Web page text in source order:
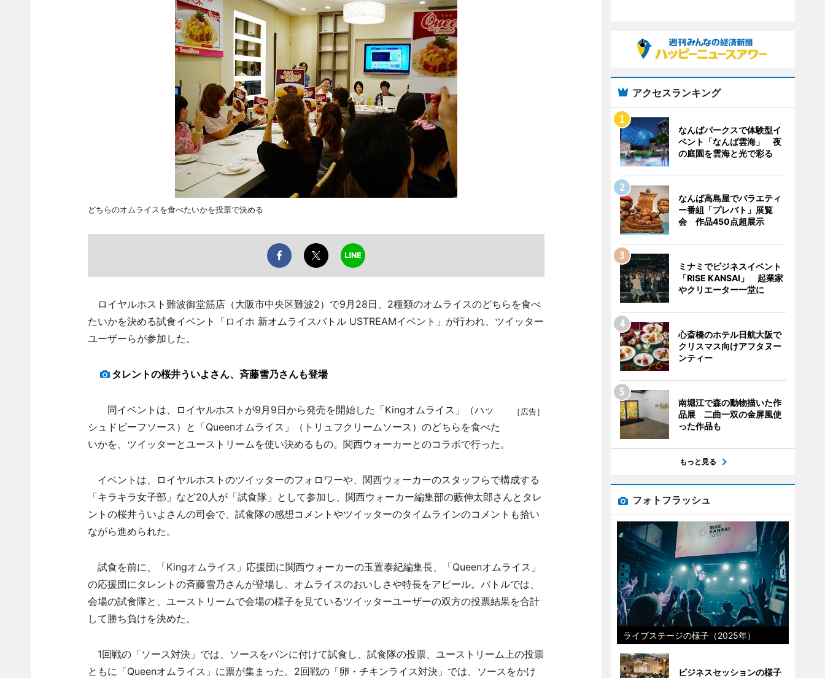
どちらのオムライスを食べたいかを投票で決める
ロイヤルホスト難波御堂筋店（大阪市中央区難波2）で9月28日、2種類のオムライスのどちらを食べ
たいかを決める試食イベント「ロイホ 新オムライスバトル USTREAMイベント」が行われ、ツイッター
ユーザーらが参加した。
タレントの桜井ういよさん、斉藤雪乃さんも登場
［広告］
同イベントは、ロイヤルホストが9月9日から発売を開始した「Kingオムライス」（ハッ
シュドビーフソース）と「Queenオムライス」（トリュフクリームソース）のどちらを食べた
いかを、ツイッターとユーストリームを使い決めるもの。関西ウォーカーとのコラボで行った。
イベントは、ロイヤルホストのツイッターのフォロワーや、関西ウォーカーのスタッフらで構成する
「キラキラ女子部」など20人が「試食隊」として参加し、関西ウォーカー編集部の藪伸太郎さんとタレ
ントの桜井ういよさんの司会で、試食隊の感想コメントやツイッターのタイムラインのコメントも拾い
ながら進められた。
試食を前に、「Kingオムライス」応援団に関西ウォーカーの玉置泰紀編集長、「Queenオムライス」
の応援団にタレントの斉藤雪乃さんが登場し、オムライスのおいしさや特長をアピール。バトルでは、
会場の試食隊と、ユーストリームで会場の様子を見ているツイッターユーザーの双方の投票結果を合計
して勝ち負けを決めた。
1回戦の「ソース対決」では、ソースをパンに付けて試食し、試食隊の投票、ユーストリーム上の投票
ともに「Queenオムライス」に票が集まった。2回戦の「卵・チキンライス対決」では、ソースをかけ
アクセスランキング
なんばパークスで体験型イ
ベント「なんば雲海」 夜
の庭園を雲海と光で彩る
なんば高島屋でバラエティ
ー番組「プレバト」展覧
会 作品450点超展示
ミナミでビジネスイベント
「RISE KANSAI」 起業家
やクリエーター一堂に
心斎橋のホテル日航大阪で
クリスマス向けアフタヌー
ンティー
南堀江で森の動物描いた作
品展 二曲一双の金屏風使
った作品も
もっと見る
フォトフラッシュ
ライブステージの様子（2025年）
ビジネスセッションの様子